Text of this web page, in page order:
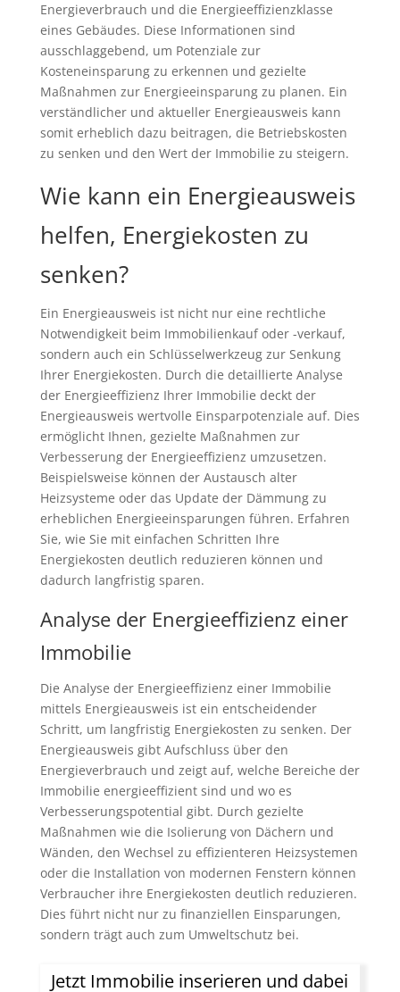
Energieverbrauch und die Energieeffizienzklasse
eines Gebäudes. Diese Informationen sind
ausschlaggebend, um Potenziale zur
Kosteneinsparung zu erkennen und gezielte
Maßnahmen zur Energieeinsparung zu planen. Ein
verständlicher und aktueller Energieausweis kann
somit erheblich dazu beitragen, die Betriebskosten
zu senken und den Wert der Immobilie zu steigern.
Wie kann ein Energieausweis
helfen, Energiekosten zu
senken?
Ein Energieausweis ist nicht nur eine rechtliche
Notwendigkeit beim Immobilienkauf oder -verkauf,
sondern auch ein Schlüsselwerkzeug zur Senkung
Ihrer Energiekosten. Durch die detaillierte Analyse
der Energieeffizienz Ihrer Immobilie deckt der
Energieausweis wertvolle Einsparpotenziale auf. Dies
ermöglicht Ihnen, gezielte Maßnahmen zur
Verbesserung der Energieeffizienz umzusetzen.
Beispielsweise können der Austausch alter
Heizsysteme oder das Update der Dämmung zu
erheblichen Energieeinsparungen führen. Erfahren
Sie, wie Sie mit einfachen Schritten Ihre
Energiekosten deutlich reduzieren können und
dadurch langfristig sparen.
Analyse der Energieeffizienz einer
Immobilie
Die Analyse der Energieeffizienz einer Immobilie
mittels Energieausweis ist ein entscheidender
Schritt, um langfristig Energiekosten zu senken. Der
Energieausweis gibt Aufschluss über den
Energieverbrauch und zeigt auf, welche Bereiche der
Immobilie energieeffizient sind und wo es
Verbesserungspotential gibt. Durch gezielte
Maßnahmen wie die Isolierung von Dächern und
Wänden, den Wechsel zu effizienteren Heizsystemen
oder die Installation von modernen Fenstern können
Verbraucher ihre Energiekosten deutlich reduzieren.
Dies führt nicht nur zu finanziellen Einsparungen,
sondern trägt auch zum Umweltschutz bei.
Jetzt Immobilie inserieren und dabei